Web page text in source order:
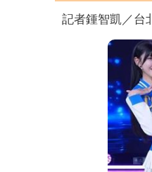
記者鍾智凱／台